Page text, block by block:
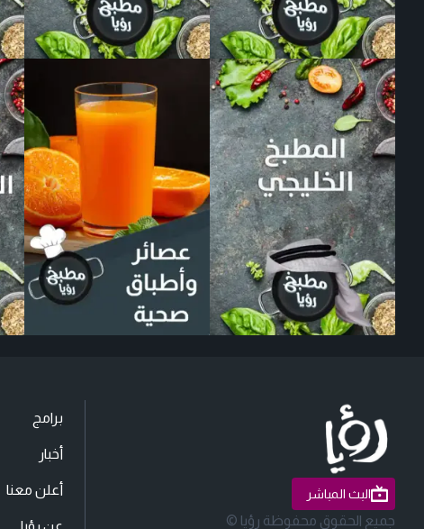
البث المباشر
جميع الحقوق محفوظة رؤيا ©
برامج
أخبار
أعلن معنا
عن رؤيا